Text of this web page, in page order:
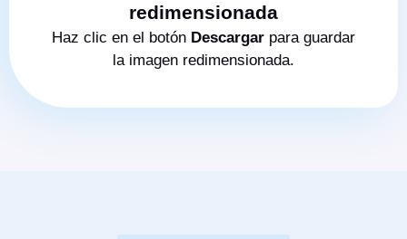
redimensionada
Haz clic en el botón Descargar para guardar
la imagen redimensionada.